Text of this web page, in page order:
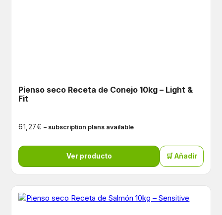
Pienso seco Receta de Conejo 10kg – Light &
Fit
61,27€ – subscription plans available
Ver producto 🛒 Añadir